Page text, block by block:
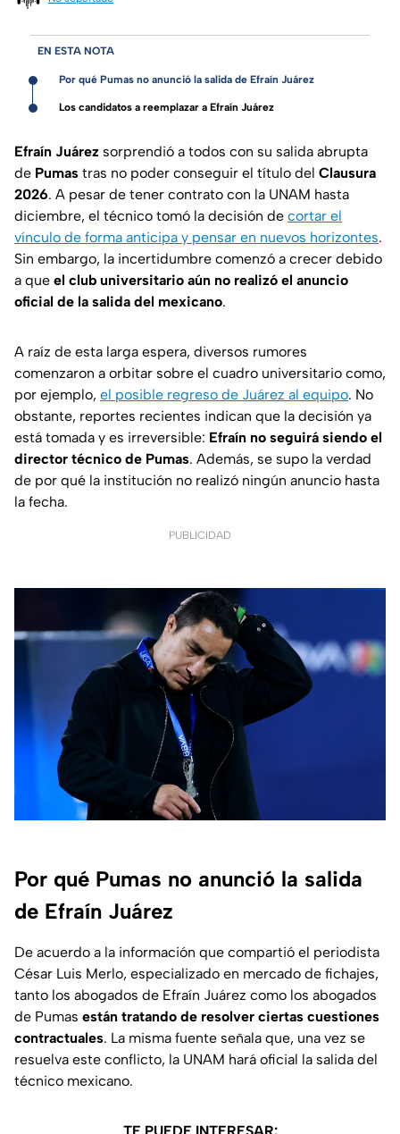
EN ESTA NOTA
Por qué Pumas no anunció la salida de Efraín Juárez
Los candidatos a reemplazar a Efraín Juárez
Efraín Juárez sorprendió a todos con su salida abrupta
de Pumas tras no poder conseguir el título del Clausura
2026. A pesar de tener contrato con la UNAM hasta
diciembre, el técnico tomó la decisión de cortar el
vínculo de forma anticipa y pensar en nuevos horizontes.
Sin embargo, la incertidumbre comenzó a crecer debido
a que el club universitario aún no realizó el anuncio
oficial de la salida del mexicano.
A raíz de esta larga espera, diversos rumores
comenzaron a orbitar sobre el cuadro universitario como,
por ejemplo, el posible regreso de Juárez al equipo. No
obstante, reportes recientes indican que la decisión ya
está tomada y es irreversible: Efraín no seguirá siendo el
director técnico de Pumas. Además, se supo la verdad
de por qué la institución no realizó ningún anuncio hasta
la fecha.
PUBLICIDAD
Por qué Pumas no anunció la salida
de Efraín Juárez
De acuerdo a la información que compartió el periodista
César Luis Merlo, especializado en mercado de fichajes,
tanto los abogados de Efraín Juárez como los abogados
de Pumas están tratando de resolver ciertas cuestiones
contractuales. La misma fuente señala que, una vez se
resuelva este conflicto, la UNAM hará oficial la salida del
técnico mexicano.